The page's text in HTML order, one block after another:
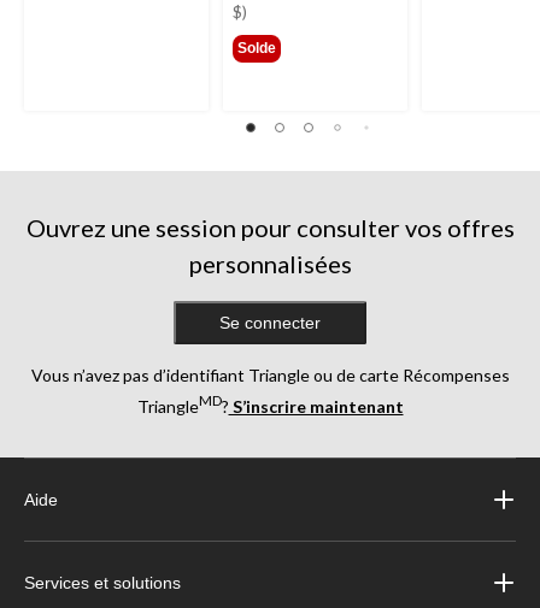
$)
Solde
Ouvrez une session pour consulter vos offres
personnalisées
Se connecter
Vous n’avez pas d’identifiant Triangle ou de carte Récompenses
TriangleMD? S’inscrire maintenant
Aide
Services et solutions